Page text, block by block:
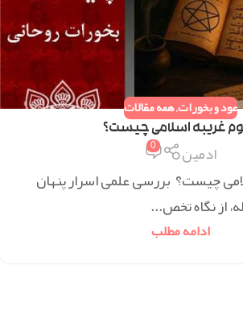
عود و بخورات,همه مقالات
غریبه اسلامی چیست؟
ادمین 0
چیست؟ بررسی علمی اسرار پنهان
از نگاه تخص...
ادامه مطلب